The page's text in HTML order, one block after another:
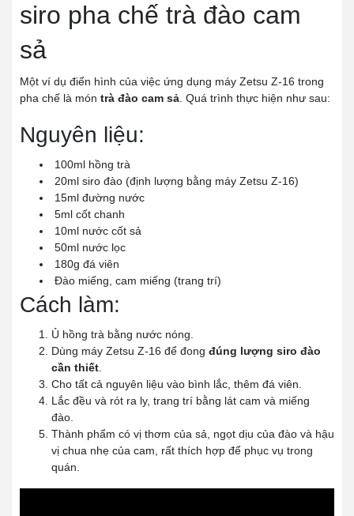
siro pha chế trà đào cam
sả
Một ví dụ điển hình của việc ứng dụng máy Zetsu Z-16 trong
pha chế là món trà đào cam sả . Quá trình thực hiện như sau:
Nguyên liệu:
100ml hồng trà
20ml siro đào (định lượng bằng máy Zetsu Z-16)
15ml đường nước
5ml cốt chanh
10ml nước cốt sả
50ml nước lọc
180g đá viên
Đào miếng, cam miếng (trang trí)
Cách làm:
Ủ hồng trà bằng nước nóng.
Dùng máy Zetsu Z-16 để đong đúng lượng siro đào
cần thiết
Cho tất cả nguyên liệu vào bình lắc, thêm đá viên.
Lắc đều và rót ra ly, trang trí bằng lát cam và miếng
đào.
Thành phẩm có vị thơm của sả, ngọt dịu của đào và hậu
vị chua nhẹ của cam, rất thích hợp để phục vụ trong
quán.